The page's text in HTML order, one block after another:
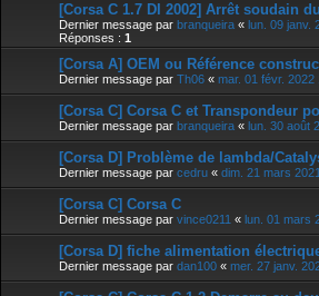
[Corsa C 1.7 DI 2002] Arrêt soudain
Dernier message par branqueira « lun. 09 janv.
Réponses : 1
[Corsa A] OEM ou Référence
Dernier message par Th06 « mar. 01 févr. 2022
[Corsa C] Corsa C et Transpondeur
Dernier message par branqueira « lun. 30 août
[Corsa D] Problème de lambda/
Dernier message par cedru « dim. 21 mars
[Corsa C] Corsa C
Dernier message par vince0211 « lun. 01 mars
[Corsa D] fiche alimentation
Dernier message par dan100 « mer. 27 janv.